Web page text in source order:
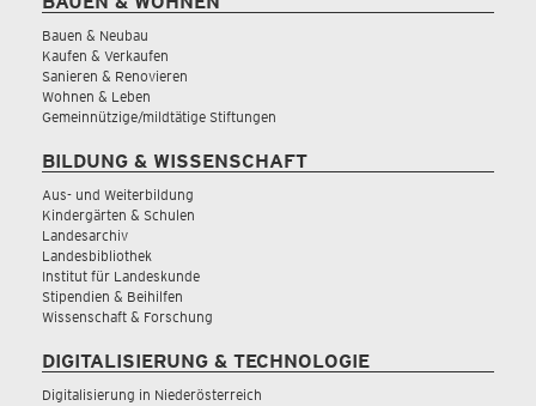
Bauen & Neubau
Kaufen & Verkaufen
Sanieren & Renovieren
Wohnen & Leben
Gemeinnützige/mildtätige Stiftungen
BILDUNG & WISSENSCHAFT
Aus- und Weiterbildung
Kindergärten & Schulen
Landesarchiv
Landesbibliothek
Institut für Landeskunde
Stipendien & Beihilfen
Wissenschaft & Forschung
DIGITALISIERUNG & TECHNOLOGIE
Digitalisierung in Niederösterreich